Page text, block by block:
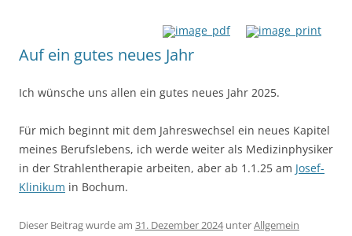
Auf ein gutes neues Jahr
Ich wünsche uns allen ein gutes neues Jahr 2025.
Für mich beginnt mit dem Jahreswechsel ein neues Kapitel
meines Berufslebens, ich werde weiter als Medizinphysiker
in der Strahlentherapie arbeiten, aber ab 1.1.25 am Josef-
Klinikum in Bochum.
Dieser Beitrag wurde am 31. Dezember 2024unterAllgemein